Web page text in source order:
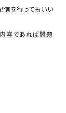
信を行ってもいい
内容であれば問題